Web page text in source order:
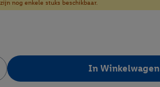
nog enkele stuks beschikbaar.
In Winkelwagen